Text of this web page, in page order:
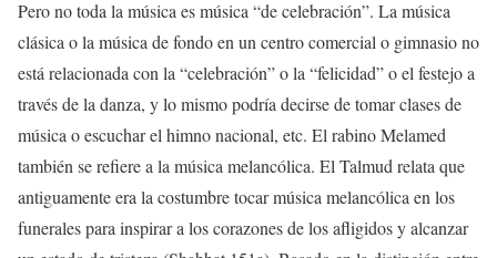
Pero no toda la música es música “de celebración”. La música
clásica o la música de fondo en un centro comercial o gimnasio no
está relacionada con la “celebración” o la “felicidad” o el festejo a
través de la danza, y lo mismo podría decirse de tomar clases de
música o escuchar el himno nacional, etc. El rabino Melamed
también se refiere a la música melancólica. El Talmud relata que
antiguamente era la costumbre tocar música melancólica en los
funerales para inspirar a los corazones de los afligidos y alcanzar